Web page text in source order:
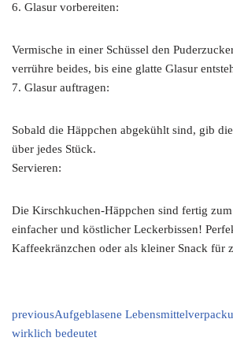
6. Glasur vorbereiten:
Vermische in einer Schüssel den
verrühre beides, bis eine glatte Glasur
7. Glasur auftragen:
Sobald die Häppchen abgekühlt sind, gib
über jedes Stück.
Servieren:
Die Kirschkuchen-Häppchen sind fertig
einfacher und köstlicher Leckerbissen!
Kaffeekränzchen oder als kleiner Snack für
previousAufgeblasene
wirklich bedeutet